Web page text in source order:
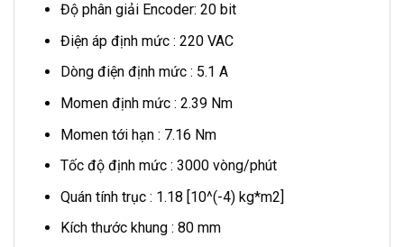
Độ phân giải Encoder: 20 bit
Điện áp định mức : 220 VAC
Dòng điện định mức : 5.1 A
Momen định mức : 2.39 Nm
Momen tới hạn : 7.16 Nm
Tốc độ định mức : 3000 vòng/phút
Quán tính trục : 1.18 [10^(-4) kg*m2]
Kích thước khung : 80 mm